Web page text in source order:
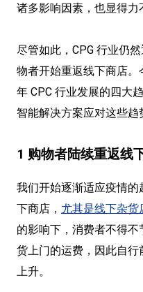
诸多影响因素，也显得力
尽管如此，CPG 行业仍
物者开始重返线下商店
年 CPC 行业发展的四大
智能解决方案应对这些趋
1 购物者陆续重返线
我们开始逐渐适应疫情
下商店， 尤其是线下杂货
的影响下，消费者不得
货上门的运费，因此自
上升。